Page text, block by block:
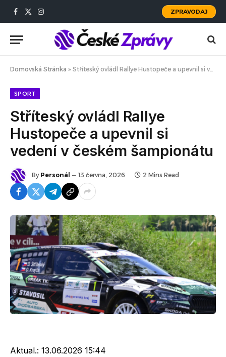
Facebook
X
Instagram
ZPRAVODAJ
Domovská Stránka » Stříteský ovládl Rallye Hustopeče a upevnil si vedení v českém šampionátu
SPORT
Stříteský ovládl Rallye
Hustopeče a upevnil si
vedení v českém šampionátu
By Personál 13 června, 2026 2 Mins Read
Aktual.: 13.06.2026 15:44